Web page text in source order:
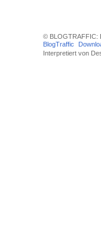
© BLOGTRAFFIC:
BlogTraffic
Interpretiert von